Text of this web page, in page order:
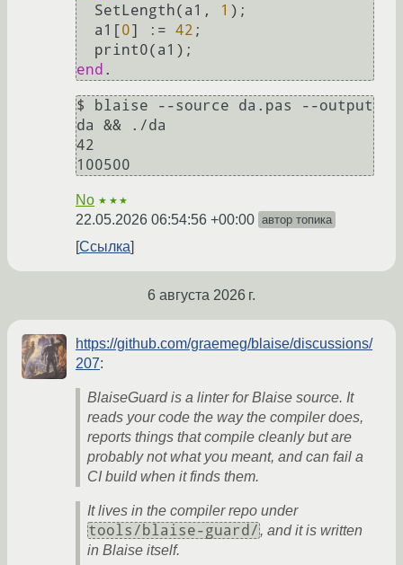
  SetLength(a1,
1 );
  a1[
0] := 42 ;
end
$ blaise --source da.pas --output
da && ./da
42
No ★★★
22.05.2026 06:54:56 +00:00 автор топика
Ссылка
6 августа 2026 г.
https://github.com/graemeg/blaise/discussions/
207:
BlaiseGuard is a linter for Blaise source. It
reads your code the way the compiler does,
reports things that compile cleanly but are
probably not what you meant, and can fail a
CI build when it finds them.
It lives in the compiler repo under
tools/blaise-guard/ , and it is written
in Blaise itself.